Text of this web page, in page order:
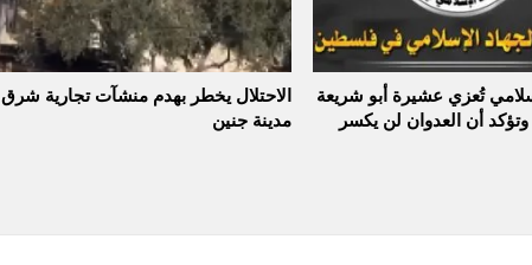
تُعزي عشيرة أبو شريعة
وتؤكد أن العدوان لن يكسر
الاحتلال يخطر بهدم منشآت تجارية شرق
مدينة جنين